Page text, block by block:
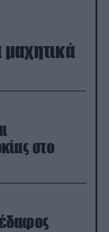
στο